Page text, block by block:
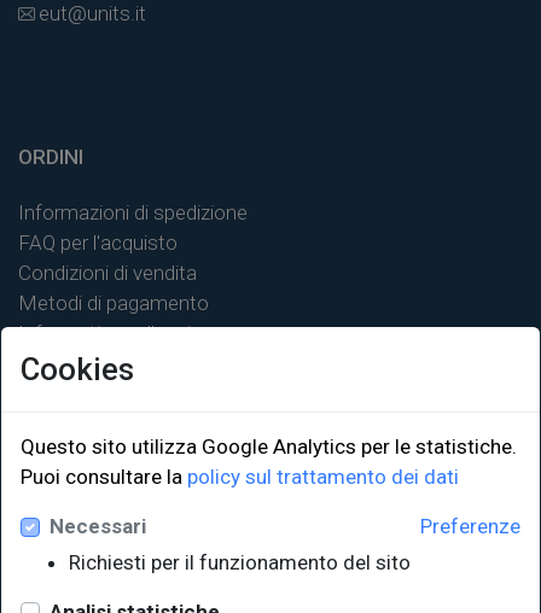
eut@units.it
ORDINI
Informazioni di spedizione
FAQ per l'acquisto
Condizioni di vendita
Metodi di pagamento
Informativa sulla privacy
LINK ISTITUZIONALI
Università degli Studi di Trieste
Sistema Bibliotecario di Ateneo
Cookies
Questo sito utilizza Google Analytics per le statistiche.
Puoi consultare la policy sul trattamento dei dati
Preferenze
Necessari
Richiesti per il funzionamento del sito